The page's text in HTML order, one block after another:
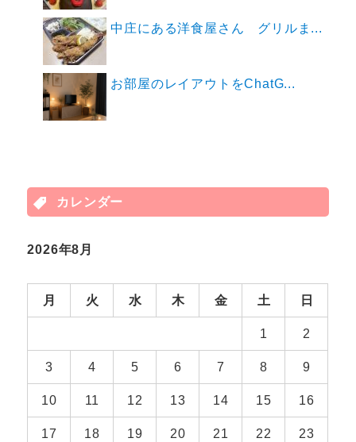
中庄にある洋食屋さん グリルま...
お部屋のレイアウトをChatG...
カレンダー
2026年8月
月 火 水 木 金 土 日
1 2
3 4 5 6 7 8 9
10 11 12 13 14 15 16
17 18 19 20 21 22 23